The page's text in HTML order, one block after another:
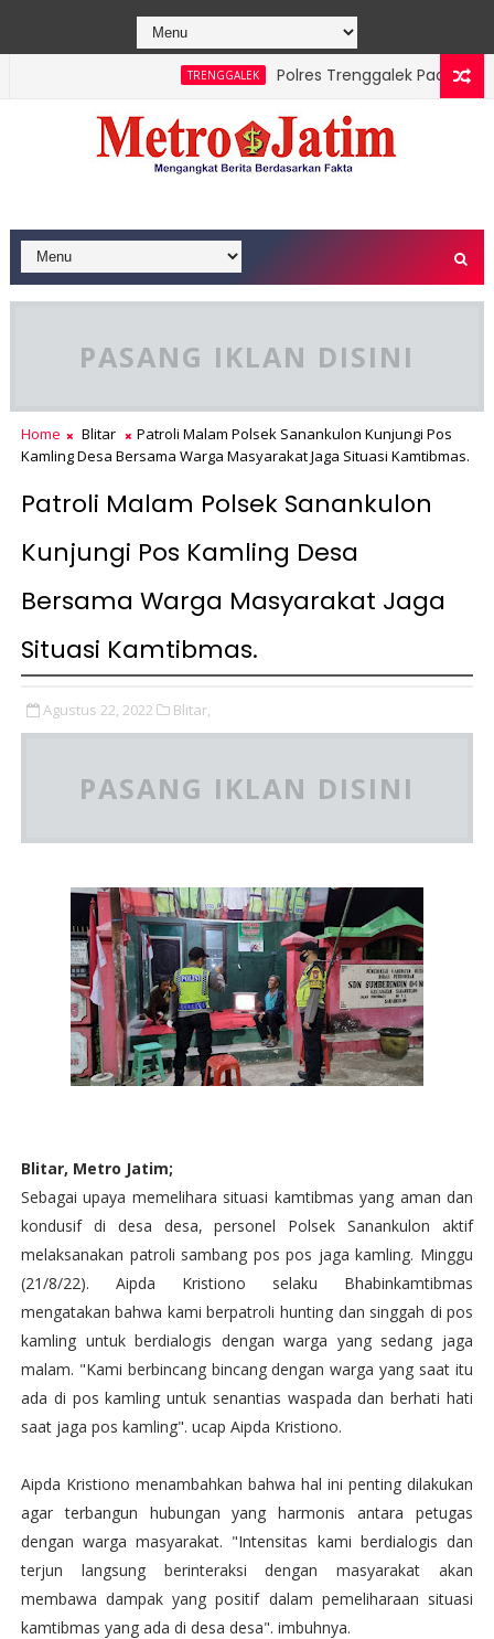
TRENGGALEK
Polres Trenggalek Padukan
Dipadamkan, Masyarakat Diimbau Hentikan Praktik
PASANG IKLAN DISINI
Home Blitar
Patroli Malam Polsek Sanankulon Kunjungi Pos
Kamling Desa Bersama Warga Masyarakat Jaga Situasi Kamtibmas.
Patroli Malam Polsek Sanankulon
Kunjungi Pos Kamling Desa
Bersama Warga Masyarakat Jaga
Situasi Kamtibmas.
Agustus 22, 2022 Blitar,
PASANG IKLAN DISINI
Blitar, Metro Jatim;
Sebagai upaya memelihara situasi kamtibmas yang aman dan
kondusif di desa desa, personel Polsek Sanankulon aktif
melaksanakan patroli sambang pos pos jaga kamling. Minggu
(21/8/22). Aipda Kristiono selaku Bhabinkamtibmas
mengatakan bahwa kami berpatroli hunting dan singgah di pos
kamling untuk berdialogis dengan warga yang sedang jaga
malam. "Kami berbincang bincang dengan warga yang saat itu
ada di pos kamling untuk senantias waspada dan berhati hati
saat jaga pos kamling". ucap Aipda Kristiono.
Aipda Kristiono menambahkan bahwa hal ini penting dilakukan
agar terbangun hubungan yang harmonis antara petugas
dengan warga masyarakat. "Intensitas kami berdialogis dan
terjun langsung berinteraksi dengan masyarakat akan
membawa dampak yang positif dalam pemeliharaan situasi
kamtibmas yang ada di desa desa". imbuhnya.